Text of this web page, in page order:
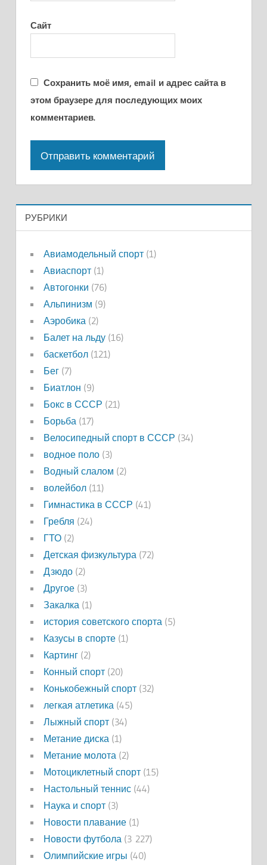
Сайт
Сохранить моё имя, email и адрес сайта в
этом браузере для последующих моих
комментариев.
РУБРИКИ
Авиамодельный спорт(1)
Авиаспорт(1)
Автогонки (76)
Альпинизм (9)
Аэробика (2)
Балет на льду(16)
баскетбол(121)
Бег(7)
Биатлон (9)
Бокс в СССР (21)
Борьба (17)
Велосипедный спорт в СССР (34)
водное поло(3)
Водный слалом (2)
волейбол(11)
Гимнастика в СССР (41)
Гребля (24)
ГТО(2)
Детская физкультура (72)
Дзюдо(2)
Другое(3)
Закалка (1)
история советского спорта (5)
Казусы в спорте(1)
Картинг(2)
Конный спорт(20)
Конькобежный спорт(32)
легкая атлетика (45)
Лыжный спорт(34)
Метание диска (1)
Метание молота (2)
Мотоциклетный спорт(15)
Настольный теннис(44)
Наука и спорт(3)
Новости плавание(1)
Новости футбола (3 227)
Олимпийские игры (40)